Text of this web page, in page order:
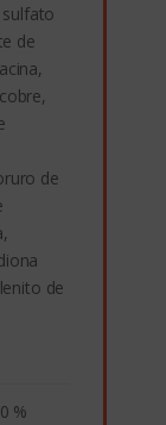
de
de
de
%